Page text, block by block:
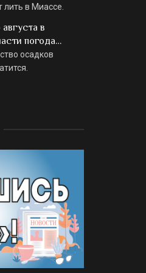
в Миассе.
в
погода…
осадков